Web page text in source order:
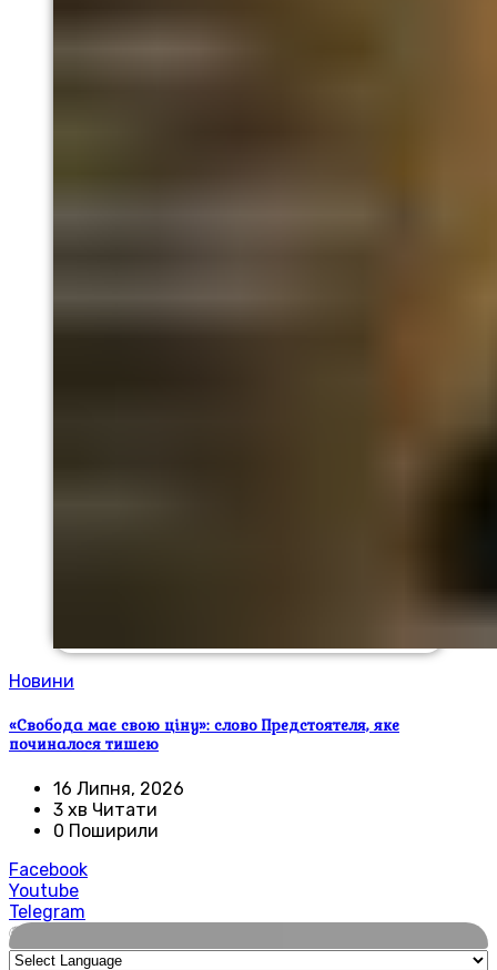
Новини
«Свобода має свою ціну»: слово Предстоятеля, яке
починалося тишею
16 Липня, 2026
3 хв Читати
0 Поширили
Facebook
Youtube
Telegram
🌍